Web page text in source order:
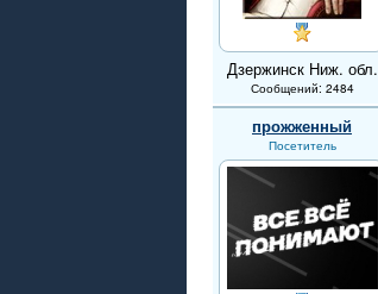
Дзержинск Ниж. обл.
Сообщений: 2484
прожженный
Посетитель